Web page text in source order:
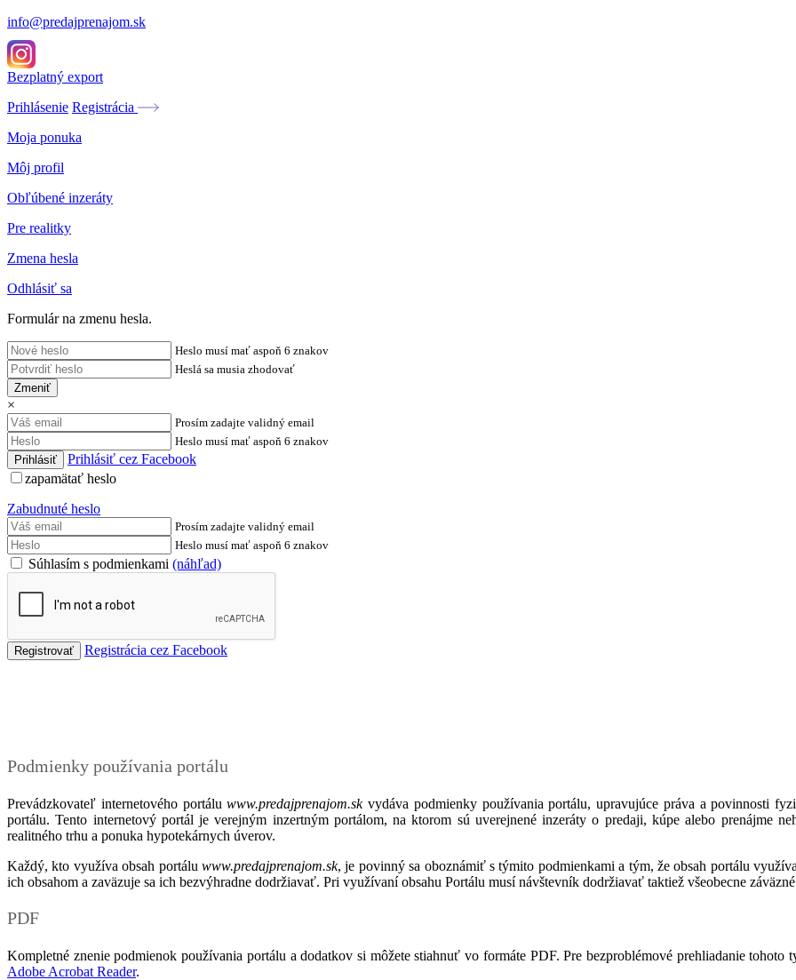
info@predajprenajom.sk
Bezplatný export
Prihlásenie Registrácia
Moja ponuka
Môj profil
Obľúbené inzeráty
Pre realitky
Zmena hesla
Odhlásiť sa
Formulár na zmenu hesla.
Heslo musí mať aspoň 6 znakov
Heslá sa musia zhodovať
Zmeniť
×
Prosím zadajte validný email
Heslo musí mať aspoň 6 znakov
Prihlásiť cez Facebook
zapamätať heslo
Zabudnuté heslo
Prosím zadajte validný email
Heslo musí mať aspoň 6 znakov
Súhlasím s podmienkami (náhľad)
Registrácia cez Facebook
Podmienky používania portálu
Prevádzkovateľ internetového portáluwww.predajprenajom.skvydáva podmienky používania portálu, upravujúce práva a povinnosti
portálu. Tento internetový portál je verejným inzertným portálom, na ktorom sú uverejnené inzeráty o predaji, kúpe alebo prenájme
realitného trhu a ponuka hypotekárnych úverov.
Každý, kto využíva obsah portálu www.predajprenajom.sk, je povinný sa oboznámiť s týmito podmienkami a tým, že obsah portálu
ich obsahom a zaväzuje sa ich bezvýhradne dodržiavať. Pri využívaní obsahu Portálu musí návštevník dodržiavať taktiež všeobecne
PDF
Kompletné znenie podmienok používania portálu a dodatkov si môžete stiahnuť vo formáte PDF. Pre bezproblémové prehliadanie
Adobe Acrobat Reader.